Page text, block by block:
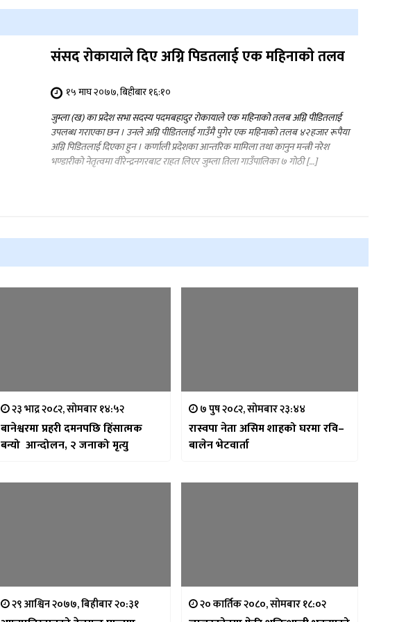
संसद राेकायाले दिए अग्नि पिडतलाई एक महिनाकाे तलव
१५ माघ २०७७, बिहीबार १६:१०
जुम्ला (ख) का प्रदेश सभा सदस्य पदमबहादुर राेकायाले एक महिनाको तलब अग्नि पीडितलाई
उपलब्ध गराएका छन । उनले अग्नि पीडितलाई गाउँमै पुगेर एक महिनाकाे तलब ४२हजार रूपैया
अग्नि पिडितलाई दिएका हुन । कर्णाली प्रदेशका आन्तरिक मामिला तथा कानुन मन्त्री नरेश
भण्डारीकाे नेतृत्वमा वीरेन्द्रनगरबाट राहत लिएर जुम्ला तिला गाउँपालिका ७ गाेठी […]
२३ भाद्र २०८२, सोमबार १४:५२
बानेश्वरमा प्रहरी दमनपछि हिंसात्मक
बन्यो आन्दोलन, २ जनाको मृत्यु
७ पुष २०८२, सोमबार २३:४४
रास्वपा नेता असिम शाहको घरमा रवि–
बालेन भेटवार्ता
२९ आश्विन २०७७, बिहीबार २०:३१ २० कार्तिक २०८०, सोमबार १८:०२